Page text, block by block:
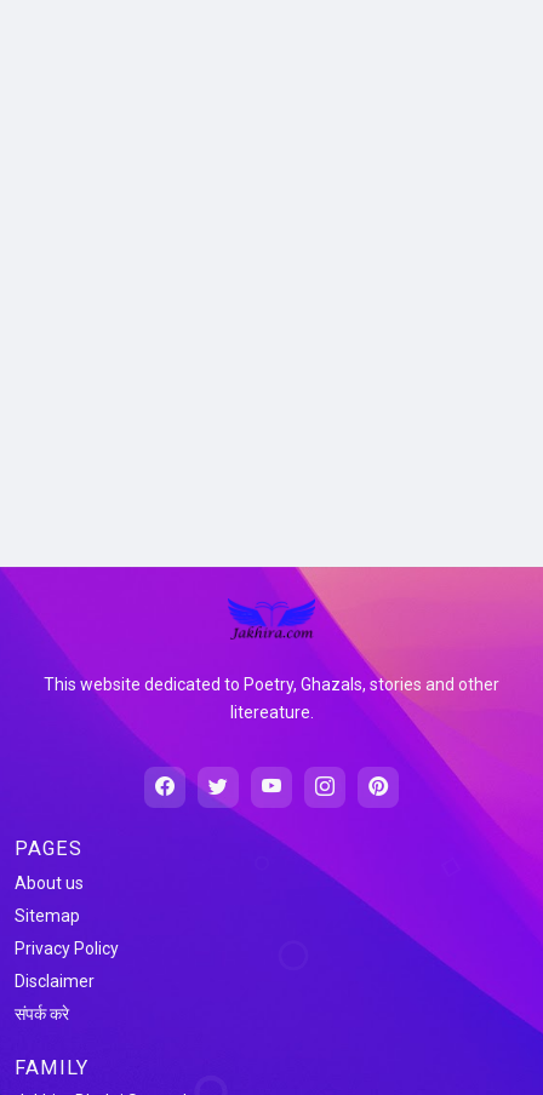
This website dedicated to Poetry, Ghazals, stories and other
litereature.
PAGES
About us
Sitemap
Privacy Policy
Disclaimer
संपर्क करे
FAMILY